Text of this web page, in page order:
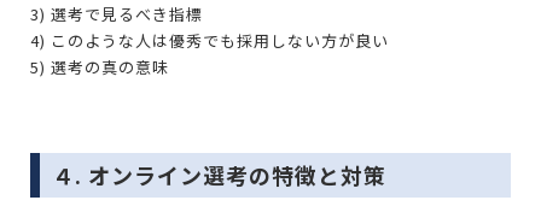
3) 選考で見るべき指標
4) このような人は優秀でも採用しない方が良い
5) 選考の真の意味
４. オンライン選考の特徴と対策